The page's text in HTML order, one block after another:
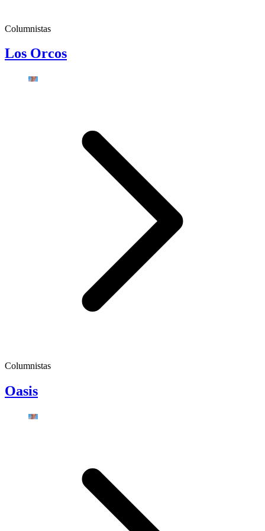
Columnistas
Los Orcos
Columnistas
Oasis